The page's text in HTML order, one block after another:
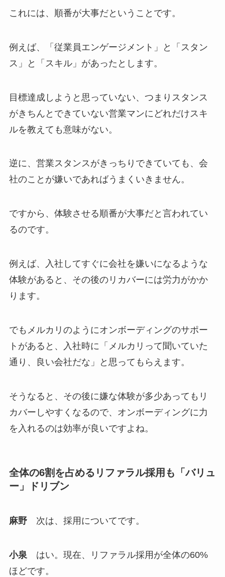
これには、順番が大事だということです。
例えば、「従業員エンゲージメント」と「スタン
ス」と「スキル」があったとします。
目標達成しようと思っていない、つまりスタンス
がきちんとできていない営業マンにどれだけスキ
ルを教えても意味がない。
逆に、営業スタンスがきっちりできていても、会
社のことが嫌いであればうまくいきません。
ですから、体験させる順番が大事だと言われてい
るのです。
例えば、入社してすぐに会社を嫌いになるような
体験があると、その後のリカバーには労力がかか
ります。
でもメルカリのようにオンボーディングのサポー
トがあると、入社時に「メルカリって聞いていた
通り、良い会社だな」と思ってもらえます。
そうなると、その後に嫌な体験が多少あってもリ
カバーしやすくなるので、オンボーディングに力
を入れるのは効率が良いですよね。
全体の6割を占めるリファラル採用も「バリュ
ー」ドリブン
麻野次は、採用についてです。
小泉はい。現在、リファラル採用が全体の60%
ほどです。